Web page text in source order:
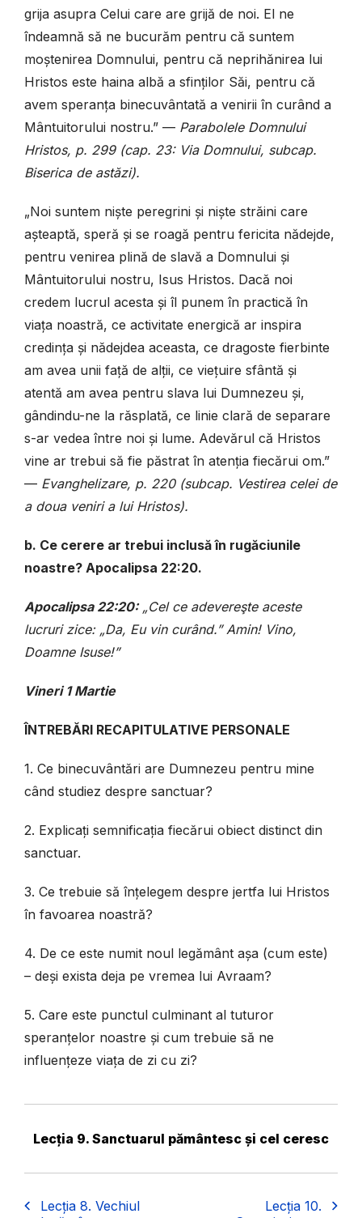
grija asupra Celui care are grijă de noi. El ne
îndeamnă să ne bucurăm pentru că suntem
moștenirea Domnului, pentru că neprihănirea lui
Hristos este haina albă a sfinților Săi, pentru că
avem speranța binecuvântată a venirii în curând a
Mântuitorului nostru.” — Parabolele Domnului
Hristos, p. 299 (cap. 23: Via Domnului, subcap.
Biserica de astăzi).
„Noi suntem niște peregrini și niște străini care
așteaptă, speră și se roagă pentru fericita nădejde,
pentru venirea plină de slavă a Domnului și
Mântuitorului nostru, Isus Hristos. Dacă noi
credem lucrul acesta și îl punem în practică în
viața noastră, ce activitate energică ar inspira
credința și nădejdea aceasta, ce dragoste fierbinte
am avea unii față de alții, ce viețuire sfântă și
atentă am avea pentru slava lui Dumnezeu și,
gândindu-ne la răsplată, ce linie clară de separare
s-ar vedea între noi și lume. Adevărul că Hristos
vine ar trebui să fie păstrat în atenția fiecărui om.”
— Evanghelizare, p. 220 (subcap. Vestirea celei de
a doua veniri a lui Hristos).
b. Ce cerere ar trebui inclusă în rugăciunile
noastre? Apocalipsa 22:20.
Apocalipsa 22:20:„Cel ce adevereşte aceste
lucruri zice: „Da, Eu vin curând.” Amin! Vino,
Doamne Isuse!”
Vineri 1 Martie
ÎNTREBĂRI RECAPITULATIVE PERSONALE
1. Ce binecuvântări are Dumnezeu pentru mine
când studiez despre sanctuar?
2. Explicați semnificația fiecărui obiect distinct din
sanctuar.
3. Ce trebuie să înțelegem despre jertfa lui Hristos
în favoarea noastră?
4. De ce este numit noul legământ așa (cum este)
– deși exista deja pe vremea lui Avraam?
5. Care este punctul culminant al tuturor
speranțelor noastre și cum trebuie să ne
influențeze viața de zi cu zi?
Lecția 9. Sanctuarul pământesc și cel ceresc
Lecția 8. Vechiul
Lecția 10.